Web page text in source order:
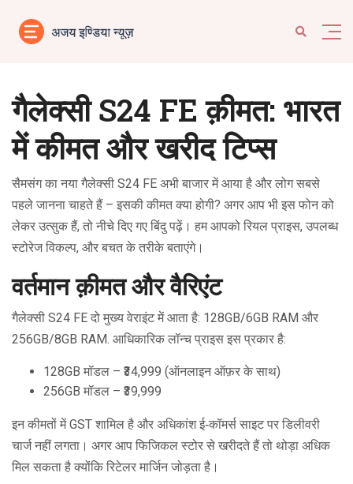
गैलेक्सी S24 FE क़ीमत: भारत
में कीमत और खरीद टिप्स
सैमसंग का नया गैलेक्सी S24 FE अभी बाजार में आया है और लोग सबसे
पहले जानना चाहते हैं – इसकी कीमत क्या होगी? अगर आप भी इस फोन को
लेकर उत्सुक हैं, तो नीचे दिए गए बिंदु पढ़ें। हम आपको रियल प्राइस, उपलब्ध
स्टोरेज विकल्प, और बचत के तरीके बताएंगे।
वर्तमान क़ीमत और वैरिएंट
गैलेक्सी S24 FE दो मुख्य वेराइंट में आता है: 128GB/6GB RAM और
256GB/8GB RAM. आधिकारिक लॉन्च प्राइस इस प्रकार है:
128GB मॉडल – ₹34,999 (ऑनलाइन ऑफ़र के साथ)
256GB मॉडल – ₹39,999
इन कीमतों में GST शामिल है और अधिकांश ई‑कॉमर्स साइट पर डिलीवरी
चार्ज नहीं लगता। अगर आप फिजिकल स्टोर से खरीदते हैं तो थोड़ा अधिक
मिल सकता है क्योंकि रिटेलर मार्जिन जोड़ता है।